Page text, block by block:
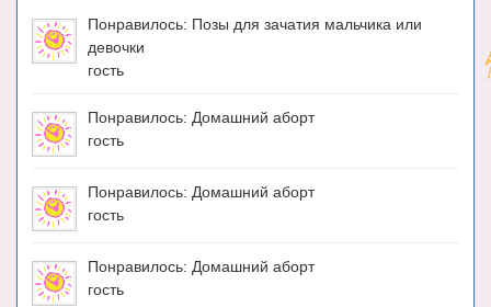
Понравилось: Позы для зачатия мальчика или
девочки
гость
Понравилось: Домашний аборт
гость
Понравилось: Домашний аборт
гость
Понравилось: Домашний аборт
гость